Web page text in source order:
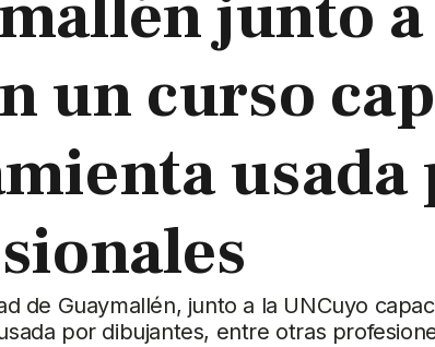
junto
un curso
usada
de Guaymallén, junto a la UNCuyo
por dibujantes, entre otras